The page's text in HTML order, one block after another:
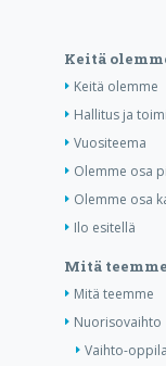
Keitä
Keitä olemme
Hallitus ja
Vuositeema
Olemme osa
Olemme osa
Ilo esitellä
Mitä teemme
Mitä teemme
Nuorisovaihto
Vaihto-